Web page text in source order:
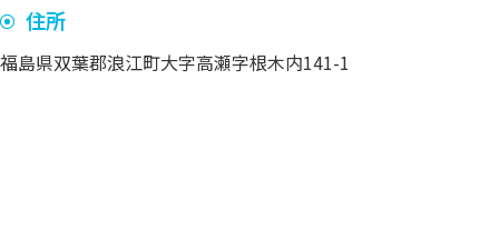
住所
福島県双葉郡浪江町大字高瀬字根木内141-1